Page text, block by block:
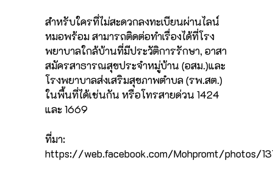
สำหรับใครที่ไม่สะดวกลงทะเบียนผ่านไลน์
หมอพร้อม สามารถติดต่อทำเรื่องได้ที่โรง
พยาบาลใกล้บ้านที่มีประวัติการรักษา, อาสา
สมัครสาธารณสุขประจำหมู่บ้าน (อสม.)และ
โรงพยาบาลส่งเสริมสุขภาพตำบล (รพ.สต.)
ในพื้นที่ได้เช่นกัน หรือโทรสายด่วน 1424
และ 1669
ที่มา:
https://web.facebook.com/Mohpromt/photos/